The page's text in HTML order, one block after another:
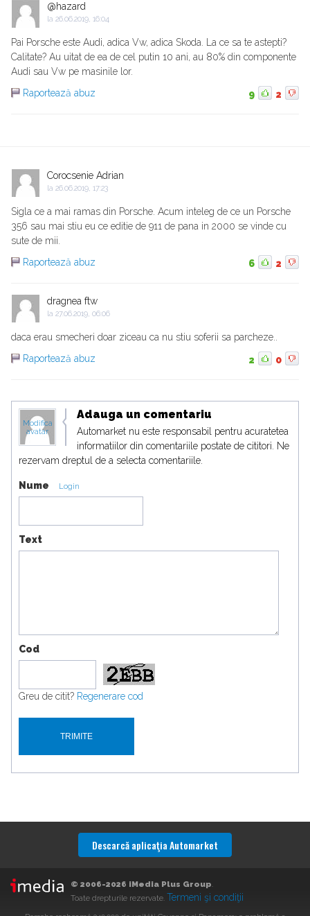
@hazard
la 26.06.2019, 16:04
Pai Porsche este Audi, adica Vw, adica Skoda. La ce sa te astepti?
Calitate? Au uitat de ea de cel putin 10 ani, au 80% din componente
Audi sau Vw pe masinile lor.
Raportează abuz
9 2
Corocsenie Adrian
la 26.06.2019, 17:23
Sigla ce a mai ramas din Porsche. Acum inteleg de ce un Porsche
356 sau mai stiu eu ce editie de 911 de pana in 2000 se vinde cu
sute de mii.
Raportează abuz
6 2
dragnea ftw
la 27.06.2019, 06:06
daca erau smecheri doar ziceau ca nu stiu soferii sa parcheze..
Raportează abuz
2 0
Modifica
avatar
Adauga un comentariu
Automarket nu este responsabil pentru acuratetea
informatiilor din comentariile postate de cititori. Ne
rezervam dreptul de a selecta comentariile.
Nume Login
Text
Cod
Greu de citit? Regenerare cod
Descarcă aplicaţia Automarket
© 2006-2026 iMedia Plus Group.
Toate drepturile rezervate. Termeni şi condiţii